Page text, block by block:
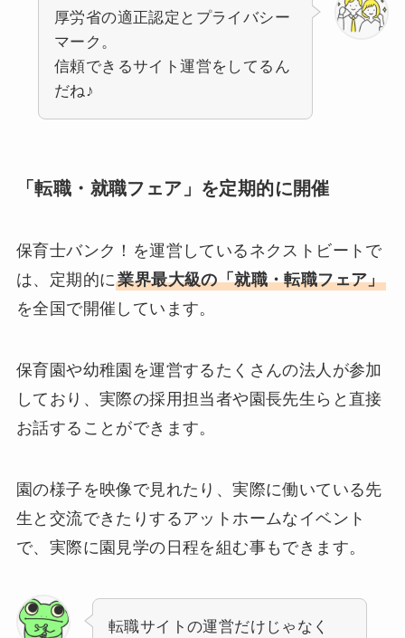
厚労省の適正認定とプライバシー
マーク。
信頼できるサイト運営をしてるん
だね♪
「転職・就職フェア」を定期的に開催
保育士バンク！を運営しているネクストビートで
は、定期的に業界最大級の「就職・転職フェア」
を全国で開催しています。
保育園や幼稚園を運営するたくさんの法人が参加
しており、実際の採用担当者や園長先生らと直接
お話することができます。
園の様子を映像で見れたり、実際に働いている先
生と交流できたりするアットホームなイベント
で、実際に園見学の日程を組む事もできます。
転職サイトの運営だけじゃなく